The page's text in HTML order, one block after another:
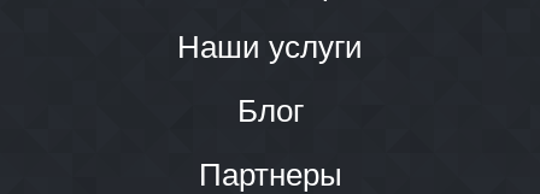
Наши услуги
Блог
Партнеры